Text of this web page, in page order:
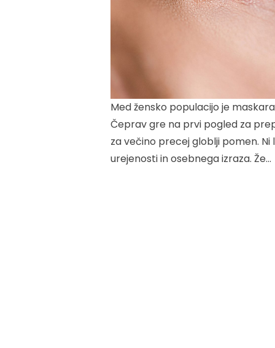
Med žensko populacijo je
Čeprav gre na prvi pogled za
za večino precej globlji pomen.
urejenosti in osebnega izraza. Že…